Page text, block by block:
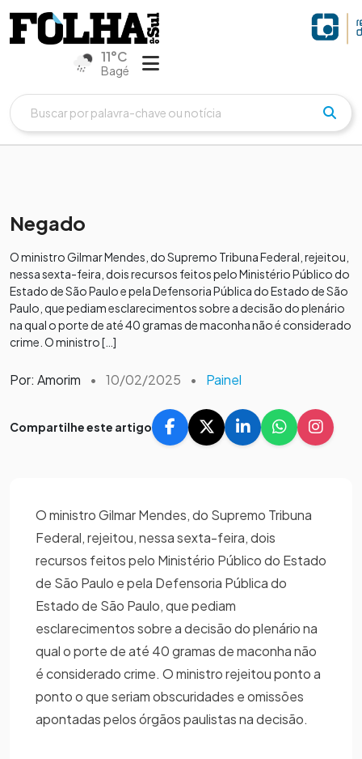
11°C
Bagé
Negado
O ministro Gilmar Mendes, do Supremo Tribuna Federal, rejeitou,
nessa sexta-feira, dois recursos feitos pelo Ministério Público do
Estado de São Paulo e pela Defensoria Pública do Estado de São
Paulo, que pediam esclarecimentos sobre a decisão do plenário
na qual o porte de até 40 gramas de maconha não é considerado
crime. O ministro […]
Por: Amorim • 10/02/2025 • Painel
Compartilhe este artigo
O ministro Gilmar Mendes, do Supremo Tribuna
Federal, rejeitou, nessa sexta-feira, dois
recursos feitos pelo Ministério Público do Estado
de São Paulo e pela Defensoria Pública do
Estado de São Paulo, que pediam
esclarecimentos sobre a decisão do plenário na
qual o porte de até 40 gramas de maconha não
é considerado crime. O ministro rejeitou ponto a
ponto o que seriam obscuridades e omissões
apontadas pelos órgãos paulistas na decisão.